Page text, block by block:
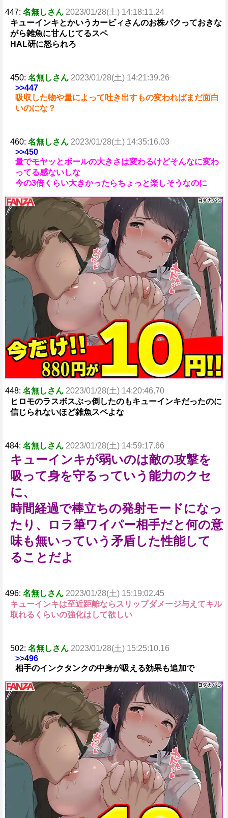
447: 名無しさん 2023/01/28(土) 14:18:11.24
キューインキとかいうカービィさんのお株パクっておきな
がら雑魚に甘んじてるスペ
HAL研に怒られろ
450: 名無しさん 2023/01/28(土) 14:21:39.26
>>447
吸収した物や量によって吐き出すもの変わればまだ面白
いのにな？
460: 名無しさん 2023/01/28(土) 14:35:16.03
>>450
量でモヤッとボールの大きさは変わるけどそんなに変わ
ってる感ないしな
今の3倍くらい大きかったらちょっと楽しそうなのに
448: 名無しさん 2023/01/28(土) 14:20:46.70
ヒロモのラスボスぶっ倒したのもキューインキだったのに
信じられないほど雑魚スペよな
484: 名無しさん 2023/01/28(土) 14:59:17.66
キューインキが弱いのは敵の攻撃を
吸って身を守るっていう能力のクセ
に、
時間経過で棒立ちの発射モードになっ
たり、ロラ筆ワイパー相手だと何の意
味も無いっていう矛盾した性能して
ることだよ
496: 名無しさん 2023/01/28(土) 15:19:02.45
キューインキは至近距離ならスリップダメージ与えてキル
取れるくらいの強化はして欲しい
502: 名無しさん 2023/01/28(土) 15:25:10.16
>>496
相手のインクタンクの中身が吸える効果も追加で